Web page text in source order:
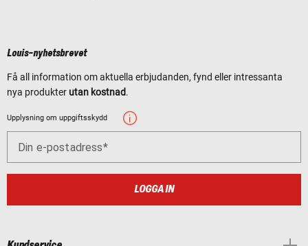
Louis-nyhetsbrevet
Få all information om aktuella erbjudanden, fynd eller intressanta
nya produkter utan kostnad.
Upplysning om uppgiftsskydd
Din e-postadress
LOGGA IN